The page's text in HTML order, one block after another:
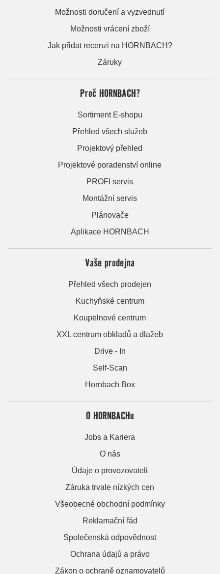
Možnosti doručení a vyzvednutí
Možnosti vrácení zboží
Jak přidat recenzi na HORNBACH?
Záruky
Proč HORNBACH?
Sortiment E-shopu
Přehled všech služeb
Projektový přehled
Projektové poradenství online
PROFI servis
Montážní servis
Plánovače
Aplikace HORNBACH
Vaše prodejna
Přehled všech prodejen
Kuchyňské centrum
Koupelnové centrum
XXL centrum obkladů a dlažeb
Drive - In
Self-Scan
Hornbach Box
O HORNBACHu
Jobs a Kariera
O nás
Údaje o provozovateli
Záruka trvale nízkých cen
Všeobecné obchodní podmínky
Reklamační řád
Společenská odpovědnost
Ochrana údajů a právo
Zákon o ochraně oznamovatelů